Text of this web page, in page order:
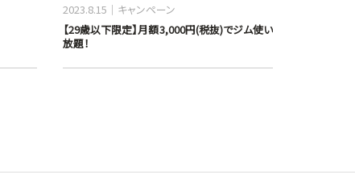
【29歳以下限定】月額3,000円(税抜)でジム使い
放題！
2023.8.15 キャンペーン